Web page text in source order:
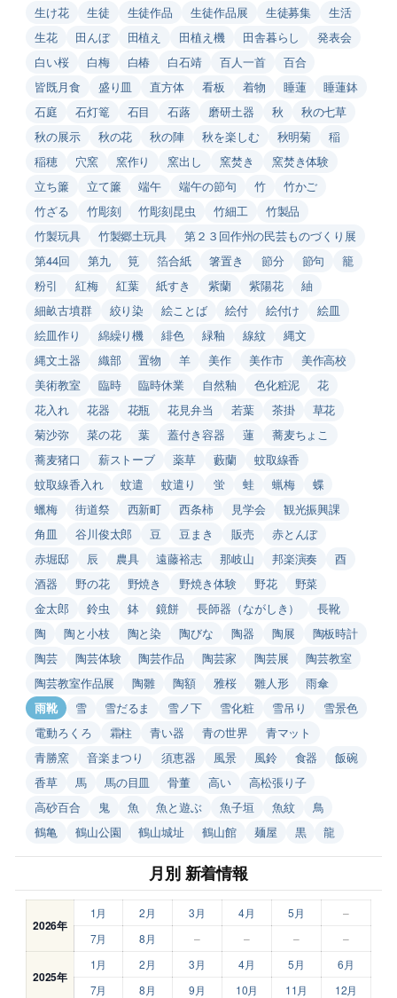
生け花
生徒 生徒作品 生徒作品展 生徒募集
生活
生花
田んぼ 田植え 田植え機 田舎暮らし
発表会
白い桜
白梅 白椿 白石靖 百人一首
百合
皆既月食
盛り皿 直方体 看板 着物 睡蓮
睡蓮鉢
石庭
石灯篭 石目 石蕗 磨研土器 秋
秋の七草
秋の展示
秋の花 秋の陣 秋を楽しむ 秋明菊
稲
稲穂
穴窯 窯作り 窯出し 窯焚き
窯焚き体験
立ち簾
立て簾 端午 端午の節句 竹
竹かご
竹ざる
竹彫刻 竹彫刻昆虫 竹細工
竹製品
竹製玩具
竹製郷土玩具
第２３回作州の民芸ものづくり展
第44回
第九 筧 箔合紙 箸置き 節分 節句
籠
粉引
紅梅 紅葉 紙すき 紫蘭 紫陽花
紬
細畝古墳群
絞り染 絵ことば 絵付 絵付け
絵皿
絵皿作り
綿繰り機 緋色 緑釉 線紋
縄文
縄文土器
織部 置物 羊 美作 美作市
美作高校
美術教室
臨時 臨時休業 自然釉 色化粧泥
花
花入れ
花器 花瓶 花見弁当 若葉 茶掛
草花
菊沙弥
菜の花 葉 蓋付き容器 蓮
蕎麦ちょこ
蕎麦猪口
薪ストーブ 薬草 藪蘭
蚊取線香
蚊取線香入れ
蚊遣 蚊遣り 蛍 蛙 蝋梅
蝶
蠟梅
街道祭 西新町 西条柿 見学会
観光振興課
角皿
谷川俊太郎 豆 豆まき 販売
赤とんぼ
赤堀邸
辰 農具 遠藤裕志 那岐山 邦楽演奏
酉
酒器
野の花 野焼き 野焼き体験 野花
野菜
金太郎
鈴虫 鉢 鏡餅 長師器（ながしき）
長靴
陶
陶と小枝 陶と染 陶びな 陶器 陶展
陶板時計
陶芸
陶芸体験 陶芸作品 陶芸家 陶芸展
陶芸教室
陶芸教室作品展
陶雛 陶額 雅桜 雛人形
雨傘
雨靴
雪 雪だるま 雪ノ下 雪化粧 雪吊り
雪景色
電動ろくろ
霜柱 青い器 青の世界
青マット
青勝窯
音楽まつり 須恵器 風景 風鈴 食器
飯碗
香草
馬 馬の目皿 骨董 高い
高松張り子
高砂百合
鬼 魚 魚と遊ぶ 魚子垣 魚紋
鳥
鶴亀
鶴山公園 鶴山城址 鶴山館 麺屋 黒 龍
月別 新着情報
2026年
1月 2月 3月 4月 5月
–
7月
8月 – – – –
2025年
1月 2月 3月 4月 5月
6月
7月
8月 9月 10月 11月 12月